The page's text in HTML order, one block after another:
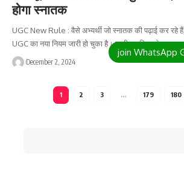
होगा स्नातक
UGC New Rule : वैसे अभ्यर्थी जो स्नातक की पढ़ाई कर रहे
UGC का नया नियम जारी हो चुका है। जारी नए नियम के…
December 2, 2024
1 2 3 … 179 180